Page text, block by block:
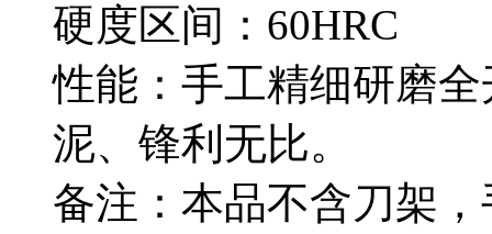
硬度区间：60HRC
性能：手工精细研磨
泥、锋利无比。
备注：本品不含刀架